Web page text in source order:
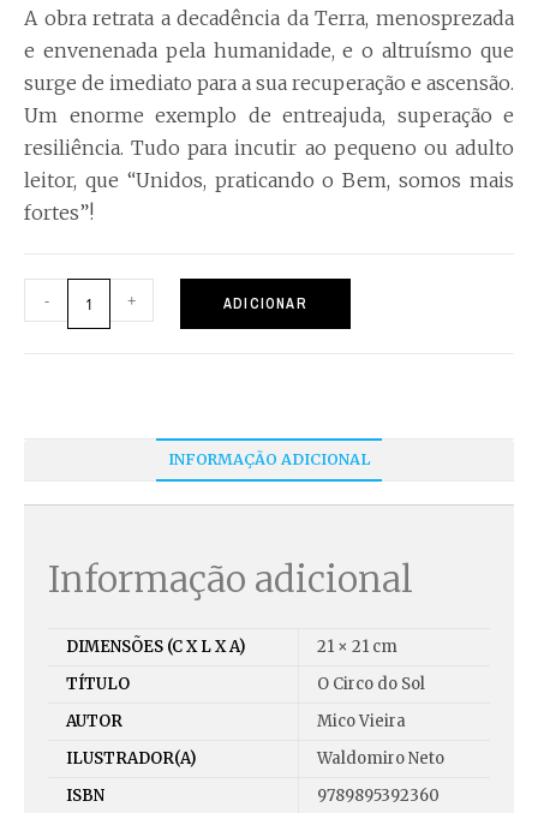
A obra retrata a decadência da Terra, menosprezada
e envenenada pela humanidade, e o altruísmo que
surge de imediato para a sua recuperação e ascensão.
Um enorme exemplo de entreajuda, superação e
resiliência. Tudo para incutir ao pequeno ou adulto
leitor, que “Unidos, praticando o Bem, somos mais
fortes”!
- + ADICIONAR
INFORMAÇÃO ADICIONAL
Informação adicional
DIMENSÕES (C X L X A)
21 × 21 cm
TÍTULO
O Circo do Sol
AUTOR
Mico Vieira
ILUSTRADOR(A)
Waldomiro Neto
ISBN
9789895392360